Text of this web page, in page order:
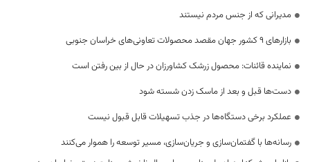
مدیرانی که از جنس مردم نیستند
بازارهای 9 کشور جهان مقصد محصولات تعاونی‌های خراسان جنوبی
نماینده قائنات: محصول زرشک کشاورزان در حال از بین رفتن است
دست‌ها قبل و بعد از ماسک زدن شسته شود
عملکرد برخی دستگاه‌ها در جذب تسهیلات قابل قبول نیست
رسانه‌ها با گفتمان‌سازی و جریان‌سازی، مسیر توسعه را هموار می‌کنند